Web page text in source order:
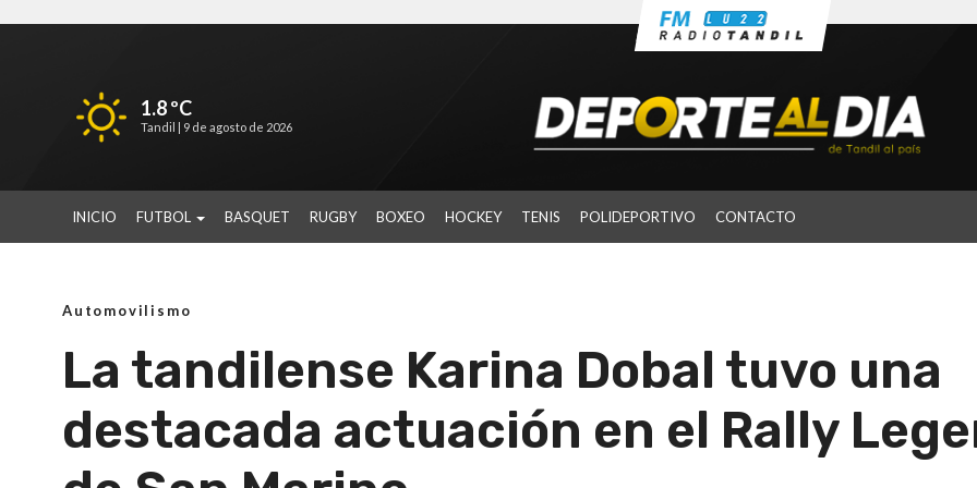
1.8 ºC
Tandil | 9 de agosto de 2026
INICIO FUTBOL BASQUET RUGBY BOXEO HOCKEY TENIS POLIDEPORTIVO CONTACTO
Automovilismo
La tandilense Karina Dobal tuvo una
destacada actuación en el Rally